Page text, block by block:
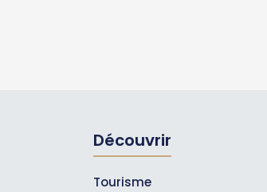
Découvrir
Tourisme